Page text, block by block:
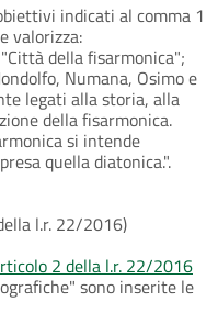
indicati al comma 1
valorizza:
della fisarmonica";
Numana, Osimo e
legati alla storia, alla
della fisarmonica.
si intende
quella diatonica.".
l.r. 22/2016)
2 della l.r. 22/2016
sono inserite le